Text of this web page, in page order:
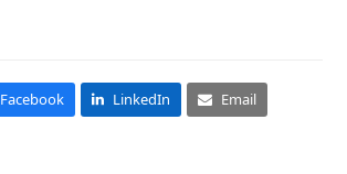
Facebook LinkedIn Email